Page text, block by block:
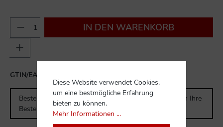
IN DEN WARENKORB
GTIN/EAN:
Bestellen Sie für weitere300,00 CHFund Sie erhalten Ihre
Bestellung versandkostenfrei.
Diese Website verwendet Cookies,
um eine bestmögliche Erfahrung
bieten zu können.
Mehr Informationen ...